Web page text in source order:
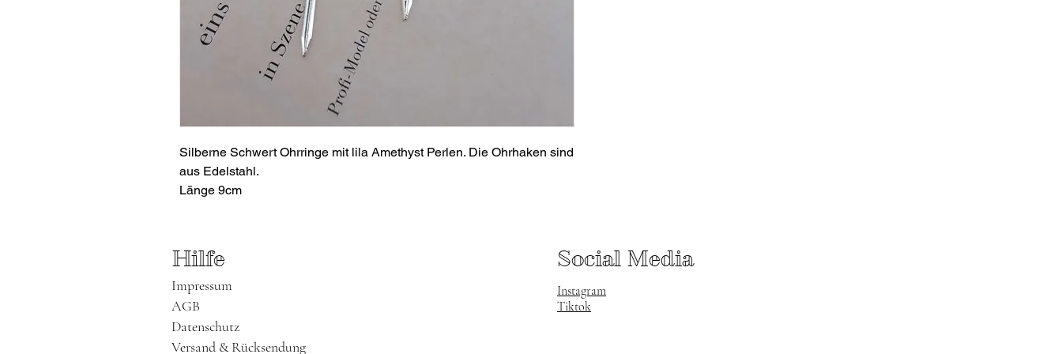
Silberne Schwert Ohrringe mit lila Amethyst Perlen. Die Ohrhaken sind
aus Edelstahl.
Länge 9cm
Hilfe
Impressum
AGB
Datenschutz
Versand & Rücksendung
Social Media
Instagram
Tiktok